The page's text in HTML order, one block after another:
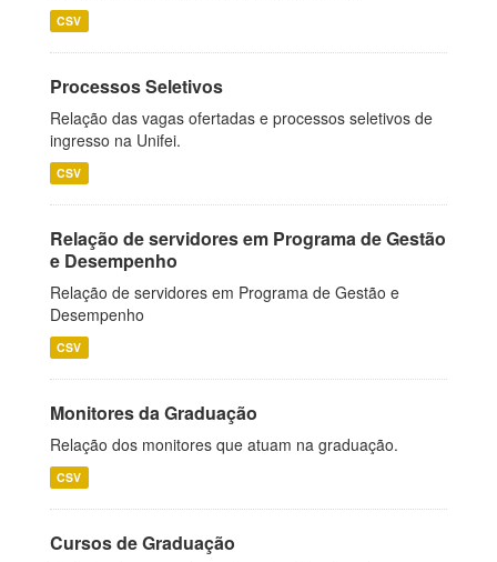
CSV
Processos Seletivos
Relação das vagas ofertadas e processos seletivos de
ingresso na Unifei.
CSV
Relação de servidores em Programa de Gestão
e Desempenho
Relação de servidores em Programa de Gestão e
Desempenho
CSV
Monitores da Graduação
Relação dos monitores que atuam na graduação.
CSV
Cursos de Graduação